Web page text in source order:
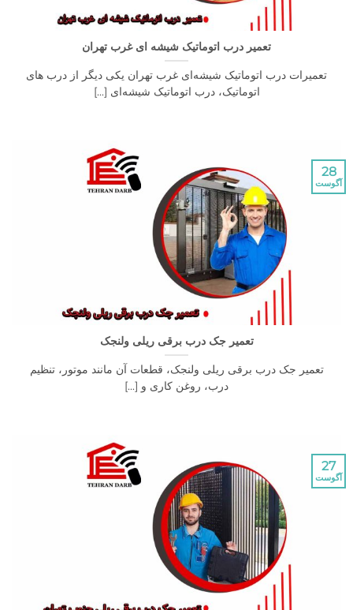
تعمیر درب اتوماتیک شیشه ای غرب تهران
درب اتوماتیک شیشه‌ای غرب تهران یکی دیگر از درب های
اتوماتیک، درب اتوماتیک شیشه‌ای [...]
تعمیر جک درب برقی ریلی ولنجک
جک درب برقی ریلی ولنجک، قطعات آن مانند موتور، تنظیم
درب، روغن کاری و [...]